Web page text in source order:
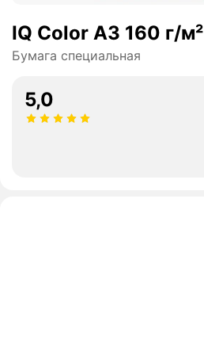
IQ Color А3 160 г/м²
Бумага специальная
5,0